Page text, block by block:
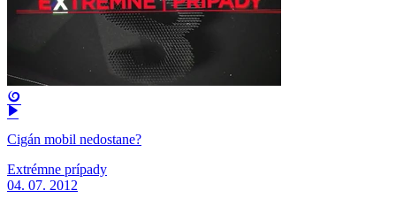
Cigán mobil nedostane?
Extrémne prípady
04. 07. 2012